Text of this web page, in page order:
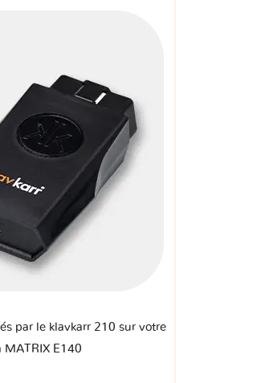
par le klavkarr 210 sur votre
MATRIX E140